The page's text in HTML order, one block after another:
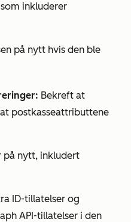
inkluderer
på nytt hvis den ble
Bekreft at
postkasseattributtene
på nytt, inkludert
ID-tillatelser og
API-tillatelser i den